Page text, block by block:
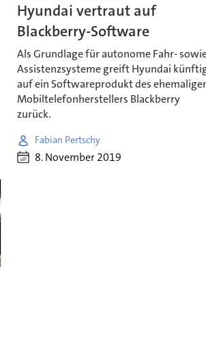
Hyundai vertraut auf
Blackberry-Software
Als Grundlage für autonome Fahr-
Assistenzsysteme greift Hyundai
auf ein Softwareprodukt des
Mobiltelefonherstellers Blackberry
zurück.
Fabian Pertschy
8. November 2019